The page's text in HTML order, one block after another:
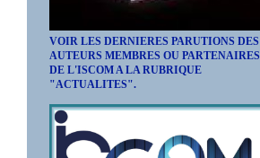
VOIR LES DERNIERES PARUTIONS DES
AUTEURS MEMBRES OU PARTENAIRES
DE L'ISCOM A LA RUBRIQUE
"ACTUALITES".